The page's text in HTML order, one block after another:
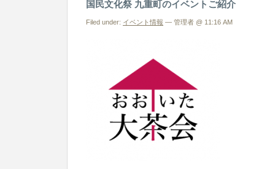
国民文化祭 九重町のイベントご紹介
Filed under: イベント情報 — 管理者 @ 11:16 AM